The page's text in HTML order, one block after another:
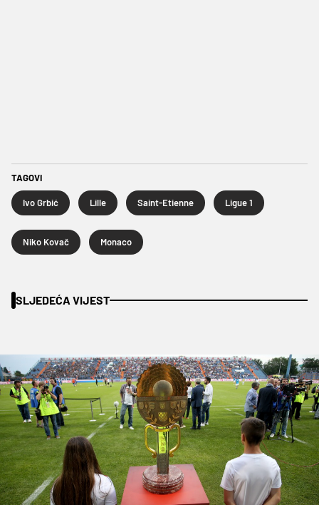
TAGOVI
Ivo Grbić Lille Saint-Etienne Ligue 1
Niko Kovač Monaco
SLJEDEĆA VIJEST